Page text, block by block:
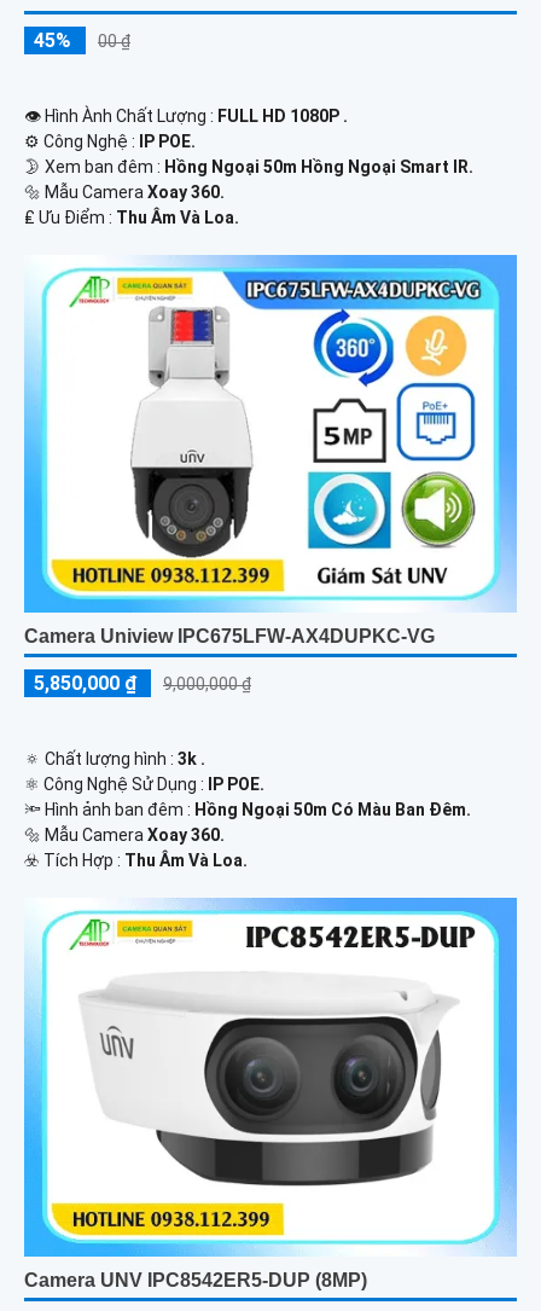
45% 00 ₫
👁 Hình Ành Chất Lượng : FULL HD 1080P .
⚙ Công Nghệ : IP POE.
🌛 Xem ban đêm : Hồng Ngoại 50m Hồng Ngoại Smart IR.
🔩 Mẫu Camera Xoay 360.
️₤ Ưu Điểm : Thu Âm Và Loa.
Camera Uniview IPC675LFW-AX4DUPKC-VG
5,850,000 ₫ 9,000,000 ₫
🔅 Chất lượng hình : 3k .
⚛️ Công Nghệ Sử Dụng :
IP POE.
🔦 Hình ảnh ban đêm : Hồng Ngoại 50m Có Màu Ban Ðêm.
🔩 Mẫu Camera Xoay 360.
️☣️ Tích Hợp : Thu Âm Và Loa.
Camera UNV IPC8542ER5-DUP (8MP)